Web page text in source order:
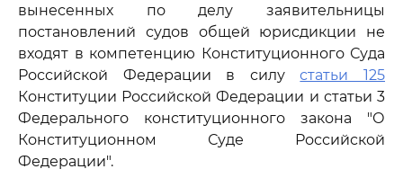
вынесенных по делу заявительницы
постановлений судов общей юрисдикции не
входят в компетенцию Конституционного Суда
Российской Федерации в силустатьи 125
Конституции Российской Федерации и статьи 3
Федерального конституционного закона "О
Конституционном Суде Российской
Федерации".